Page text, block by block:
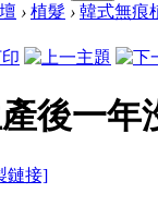
› 植髮 › 韓式無痕
後一年
鏈接]